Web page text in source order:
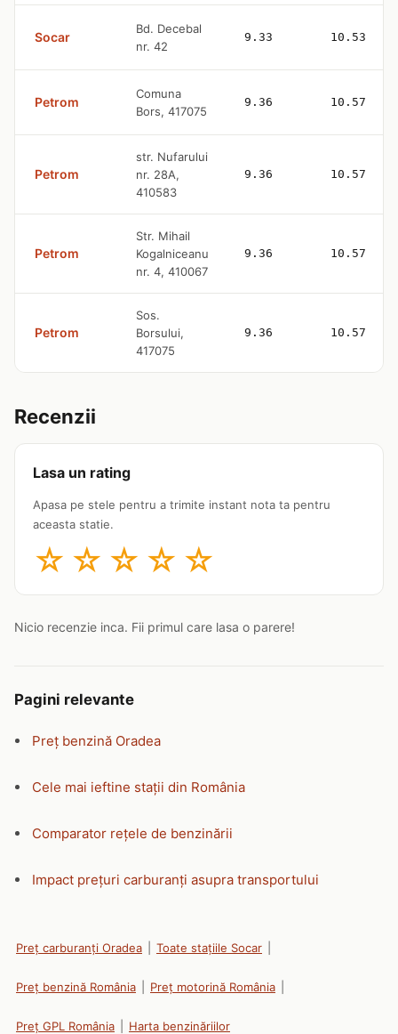
Socar
Bd. Decebal
nr. 42
9.33 10.53
Petrom
Comuna
Bors, 417075
9.36 10.57
Petrom
str. Nufarului
nr. 28A,
410583
9.36 10.57
Petrom
Str. Mihail
Kogalniceanu
nr. 4, 410067
9.36 10.57
Petrom
Sos.
Borsului,
417075
9.36 10.57
Recenzii
Lasa un rating
Apasa pe stele pentru a trimite instant nota ta pentru
aceasta statie.
☆ ☆ ☆ ☆ ☆
Nicio recenzie inca. Fii primul care lasa o parere!
Pagini relevante
Preț benzină Oradea
Cele mai ieftine stații din România
Comparator rețele de benzinării
Impact prețuri carburanți asupra transportului
Preț carburanți Oradea Toate stațiile Socar
Preț benzină România Preț motorină România
Preț GPL România Harta benzinăriilor